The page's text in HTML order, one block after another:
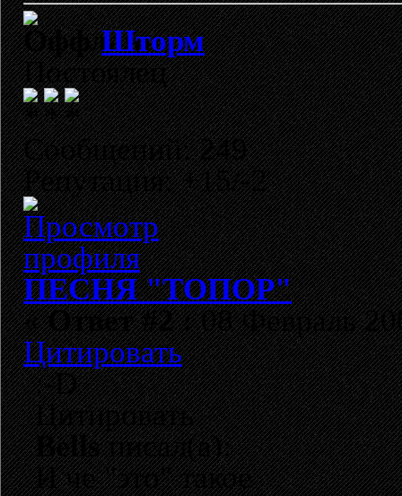
Шторм
Постоялец
Сообщений: 249
Репутация: +15/-2
ПЕСНЯ "ТОПОР"
«Ответ #2 :08 Февраль
Цитировать
:-D
Цитировать
Bellsписал(а):
И че "это" такое